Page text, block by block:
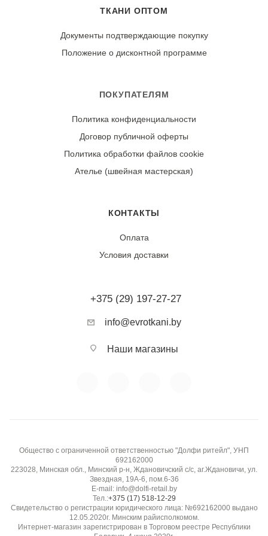
нежности принта. Сушите в тени, в расправленном
виде. Гладьте утюгом с изнаночной стороны, установив
При правильном уходе демонстрирует отличную
стойкость цвета и четкость цветочного рисунка.
ТКАНИ ОПТОМ
Документы подтверждающие покупку
Положение о дисконтной программе
ПОКУПАТЕЛЯМ
Политика конфиденциальности
Договор публичной оферты
Политика обработки файлов cookie
Ателье (швейная мастерская)
КОНТАКТЫ
Оплата
Условия доставки
+375 (29) 197-27-27
info@evrotkani.by
Наши магазины
Общество с ограниченной ответственностью "Долфи ритейл", УНП
692162000
223028, Минская обл., Минский р-н, Ждановичский с/с, аг.Ждановичи, ул.
Звездная, 19А-6, пом.6-36
E-mail: info@dolfi-retail.by
Тел.:+375 (17) 518-12-29
Свидетельство о регистрации юридического лица: №692162000 выдано
12.05.2020г. Минским райисполкомом.
Интернет-магазин зарегистрирован в Торговом реестре Республики